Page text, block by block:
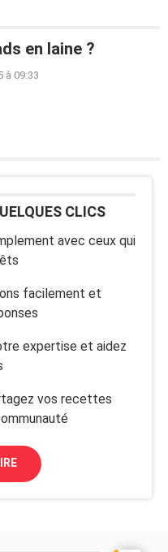
en laine ?
à 09:33
CLICS
avec ceux qui
facilement et
expertise et aidez
vos recettes